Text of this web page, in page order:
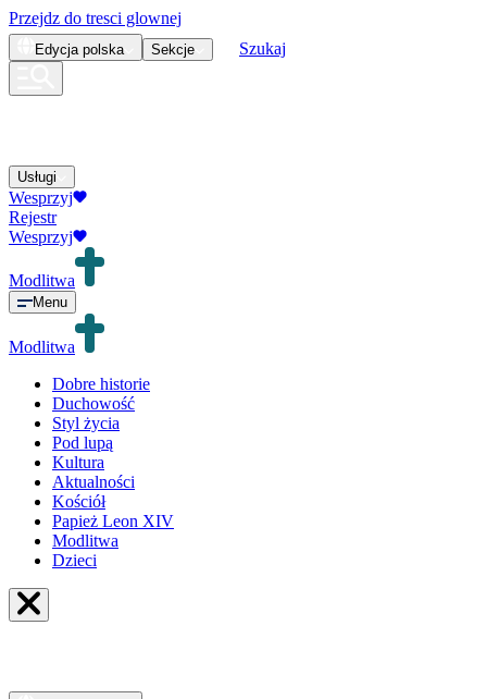
Przejdz do tresci glownej
Edycja polska Sekcje Szukaj
Usługi
Wesprzyj
Rejestr
Wesprzyj
Modlitwa
Menu
Modlitwa
Dobre historie
Duchowość
Styl życia
Pod lupą
Kultura
Aktualności
Kościół
Papież Leon XIV
Modlitwa
Dzieci